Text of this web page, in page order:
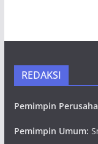
REDAKSI
Pemimpin
Pemimpin Umum: